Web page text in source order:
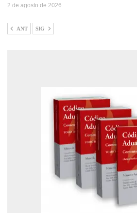
2 de agosto de 2026
ANT SIG